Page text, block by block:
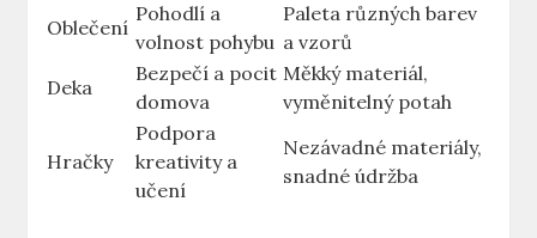
Oblečení
Pohodlí a
volnost pohybu
Paleta různých barev
a vzorů
Deka
Bezpečí a pocit
domova
Měkký materiál,
vyměnitelný potah
Hračky
Podpora
kreativity a
učení
Nezávadné materiály,
snadné údržba